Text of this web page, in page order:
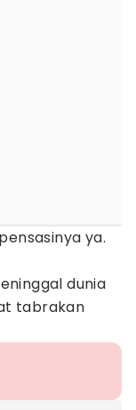
ya.
dunia
tabrakan